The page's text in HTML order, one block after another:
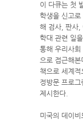
이 다큐는 첫
학생을 신고
해 검사, 판사,
학대 관련 일
통해 우리사
으로 접근해
책으로 세계
정방문 프로
제시한다.
미국의 데이